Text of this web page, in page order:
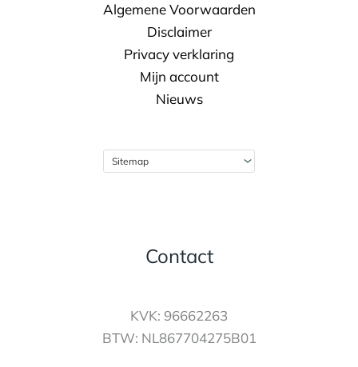
Algemene Voorwaarden
Disclaimer
Privacy verklaring
Mijn account
Nieuws
Contact
KVK: 96662263
BTW: NL867704275B01